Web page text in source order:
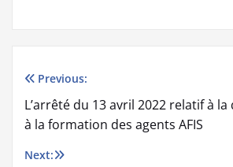
Navigation
de
l’article
Previous:
L’arrêté du 13 avril 2022 relatif à
à la formation des agents AFIS
Next: